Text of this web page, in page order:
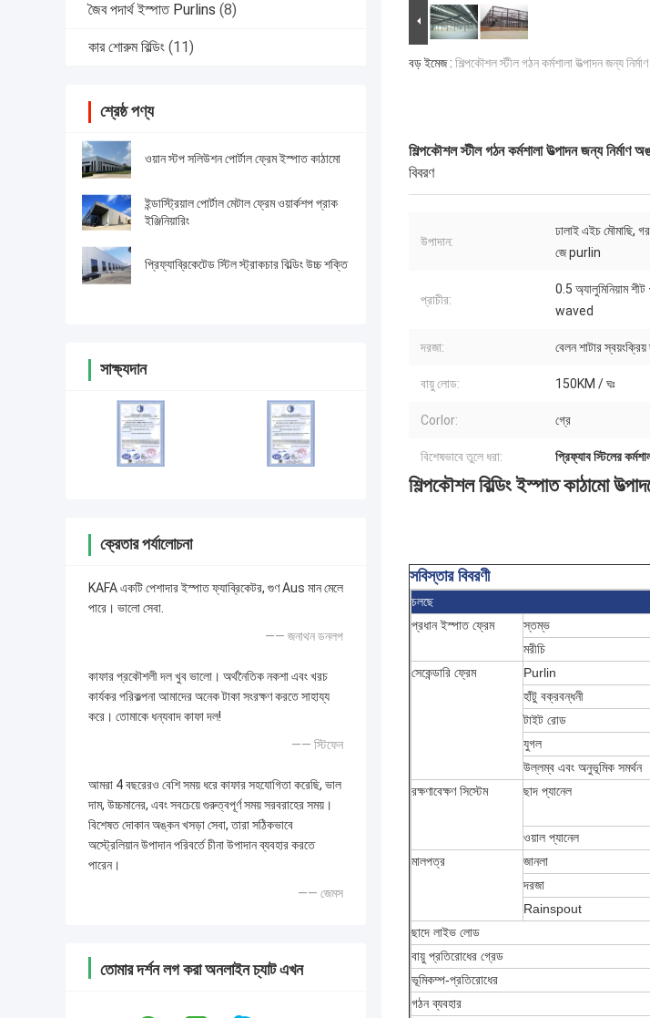
জৈব পদার্থ ইস্পাত Purlins (8)
কার শোরুম বিল্ডিং (11)
শ্রেষ্ঠ পণ্য
ওয়ান স্টপ সলিউশন পোর্টাল ফ্রেম ইস্পাত কাঠামো
ইন্ডাস্ট্রিয়াল পোর্টাল মেটাল ফ্রেম ওয়ার্কশপ প্রাক
ইঞ্জিনিয়ারিং
প্রিফ্যাব্রিকেটেড স্টিল স্ট্রাকচার বিল্ডিং উচ্চ শক্তি
সাক্ষ্যদান
ক্রেতার পর্যালোচনা
KAFA একটি পেশাদার ইস্পাত ফ্যাব্রিকেটর, গুণ Aus মান মেলে
পারে। ভালো সেবা.
—— জনাথন ডনলপ
কাফার প্রকৌশলী দল খুব ভালো। অর্থনৈতিক নকশা এবং খরচ
কার্যকর পরিকল্পনা আমাদের অনেক টাকা সংরক্ষণ করতে সাহায্য
করে। তোমাকে ধন্যবাদ কাফা দল!
—— স্টিফেন
আমরা 4 বছরেরও বেশি সময় ধরে কাফার সহযোগিতা করেছি, ভাল
দাম, উচ্চমানের, এবং সবচেয়ে গুরুত্বপূর্ণ সময় সরবরাহের সময়।
বিশেষত দোকান অঙ্কন খসড়া সেবা, তারা সঠিকভাবে
অস্ট্রেলিয়ান উপাদান পরিবর্তে চীনা উপাদান ব্যবহার করতে
পারেন।
—— জেমস
তোমার দর্শন লগ করা অনলাইন চ্যাট এখন
বড় ইমেজ : শিল্পকৌশল স্টীল গঠন কর্মশালা উত্পাদন জন্য
শিল্পকৌশল স্টীল গঠন কর্মশালা উত্পাদন জন্য নির্মাণ
বিবরণ
উপাদান:
ঢালাই এইচ মৌমাছি,
জে purlin
প্রাচীর:
0.5 অ্যালুমিনিয়াম
waved
দরজা: বেলন শাটার স্বয়ংক্রিয়
বায়ু লোড: 150KM / ঘঃ
Corlor: গ্রে
বিশেষভাবে তুলে ধরা: প্রিফ্যাব স্টিলের
শিল্পকৌশল বিল্ডিং ইস্পাত কাঠামো
সবিস্তার বিবরণী
চলছে
প্রধান ইস্পাত ফ্রেম
স্তম্ভ
মরীচি
সেকেন্ডারি ফ্রেম
Purlin
হাঁটু বক্রবন্ধনী
টাইট রোড
যুগল
উল্লম্ব এবং অনুভূমিক সমর্থন
রক্ষণাবেক্ষণ সিস্টেম
ছাদ প্যানেল
ওয়াল প্যানেল
মালপত্র
জানলা
দরজা
Rainspout
ছাদে লাইভ লোড
বায়ু প্রতিরোধের গ্রেড
ভূমিকম্প-প্রতিরোধের
গঠন ব্যবহার